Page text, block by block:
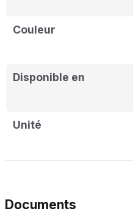
Couleur
Disponible en
Unité
Documents